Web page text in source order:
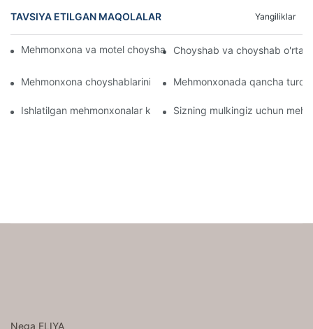
TAVSIYA ETILGAN MAQOLALAR Yangiliklar
Mehmonxona va motel choyshablarini ulgurji Onlaynda sotib
Choyshab va choyshab
Mehmonxona choyshablarini nima shunchalik qulay qiladi
Mehmonxonada qancha
Ishlatilgan mehmonxonalar kabi sifatli varaqlarni qanday topish
Sizning mulkingiz uchun
Nega ELIYA